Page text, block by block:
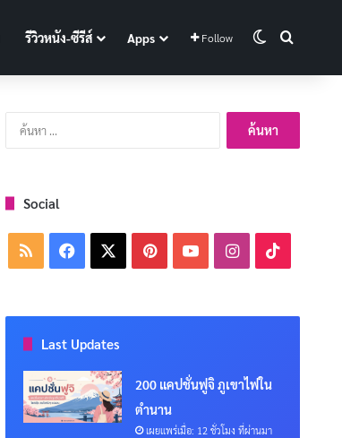
รีวิวหนัง-ซีรีส์ Apps Follow Switch skin
ค้นหา
สำหรับ:
Social
RSS Facebook PinterestYouTubeInstagram
Last Updates
200 แคปชั่นฟูจิ ภูเขาไฟใน
ตำนาน
เผยแพร่เมื่อ: 12 ชั่วโมง ที่ผ่านมา